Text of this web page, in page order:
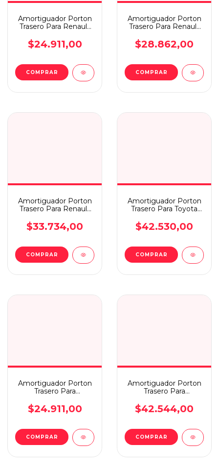
Amortiguador Porton
Trasero Para Renault
$24.911,00
COMPRAR
Amortiguador Porton
Trasero Para Renault
$28.862,00
COMPRAR
Amortiguador Porton
Trasero Para Renault
$33.734,00
COMPRAR
Amortiguador Porton
Trasero Para Toyota
$42.530,00
COMPRAR
Amortiguador Porton
Trasero Para
$24.911,00
COMPRAR
Amortiguador Porton
Trasero Para
$42.544,00
COMPRAR